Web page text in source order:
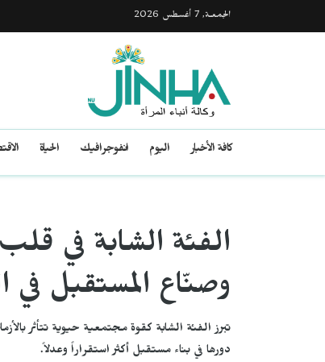
الجمعـة, 7 أغسطس 2026
كافة الأخبار اليوم انفوجرافيك الحياة
الفئة الشابة في
وصنّاع المستقبل في
تبرز الفئة الشابة كقوة مجتمعية حيوية تتأثر
دورها في بناء مستقبل أكثر استقراراً وعدلاً.